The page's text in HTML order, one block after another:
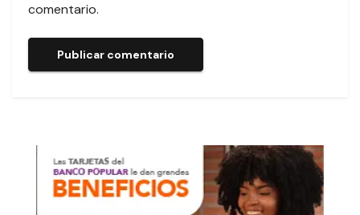
comentario.